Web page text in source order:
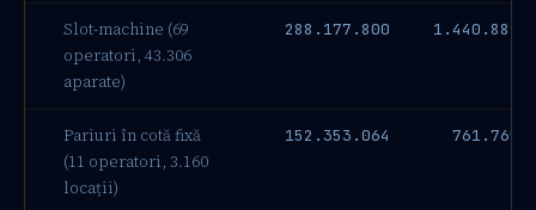
Slot-machine (69
operatori, 43.306
aparate)
288.177.800
Pariuri în cotă fixă
(11 operatori, 3.160
locații)
152.353.064